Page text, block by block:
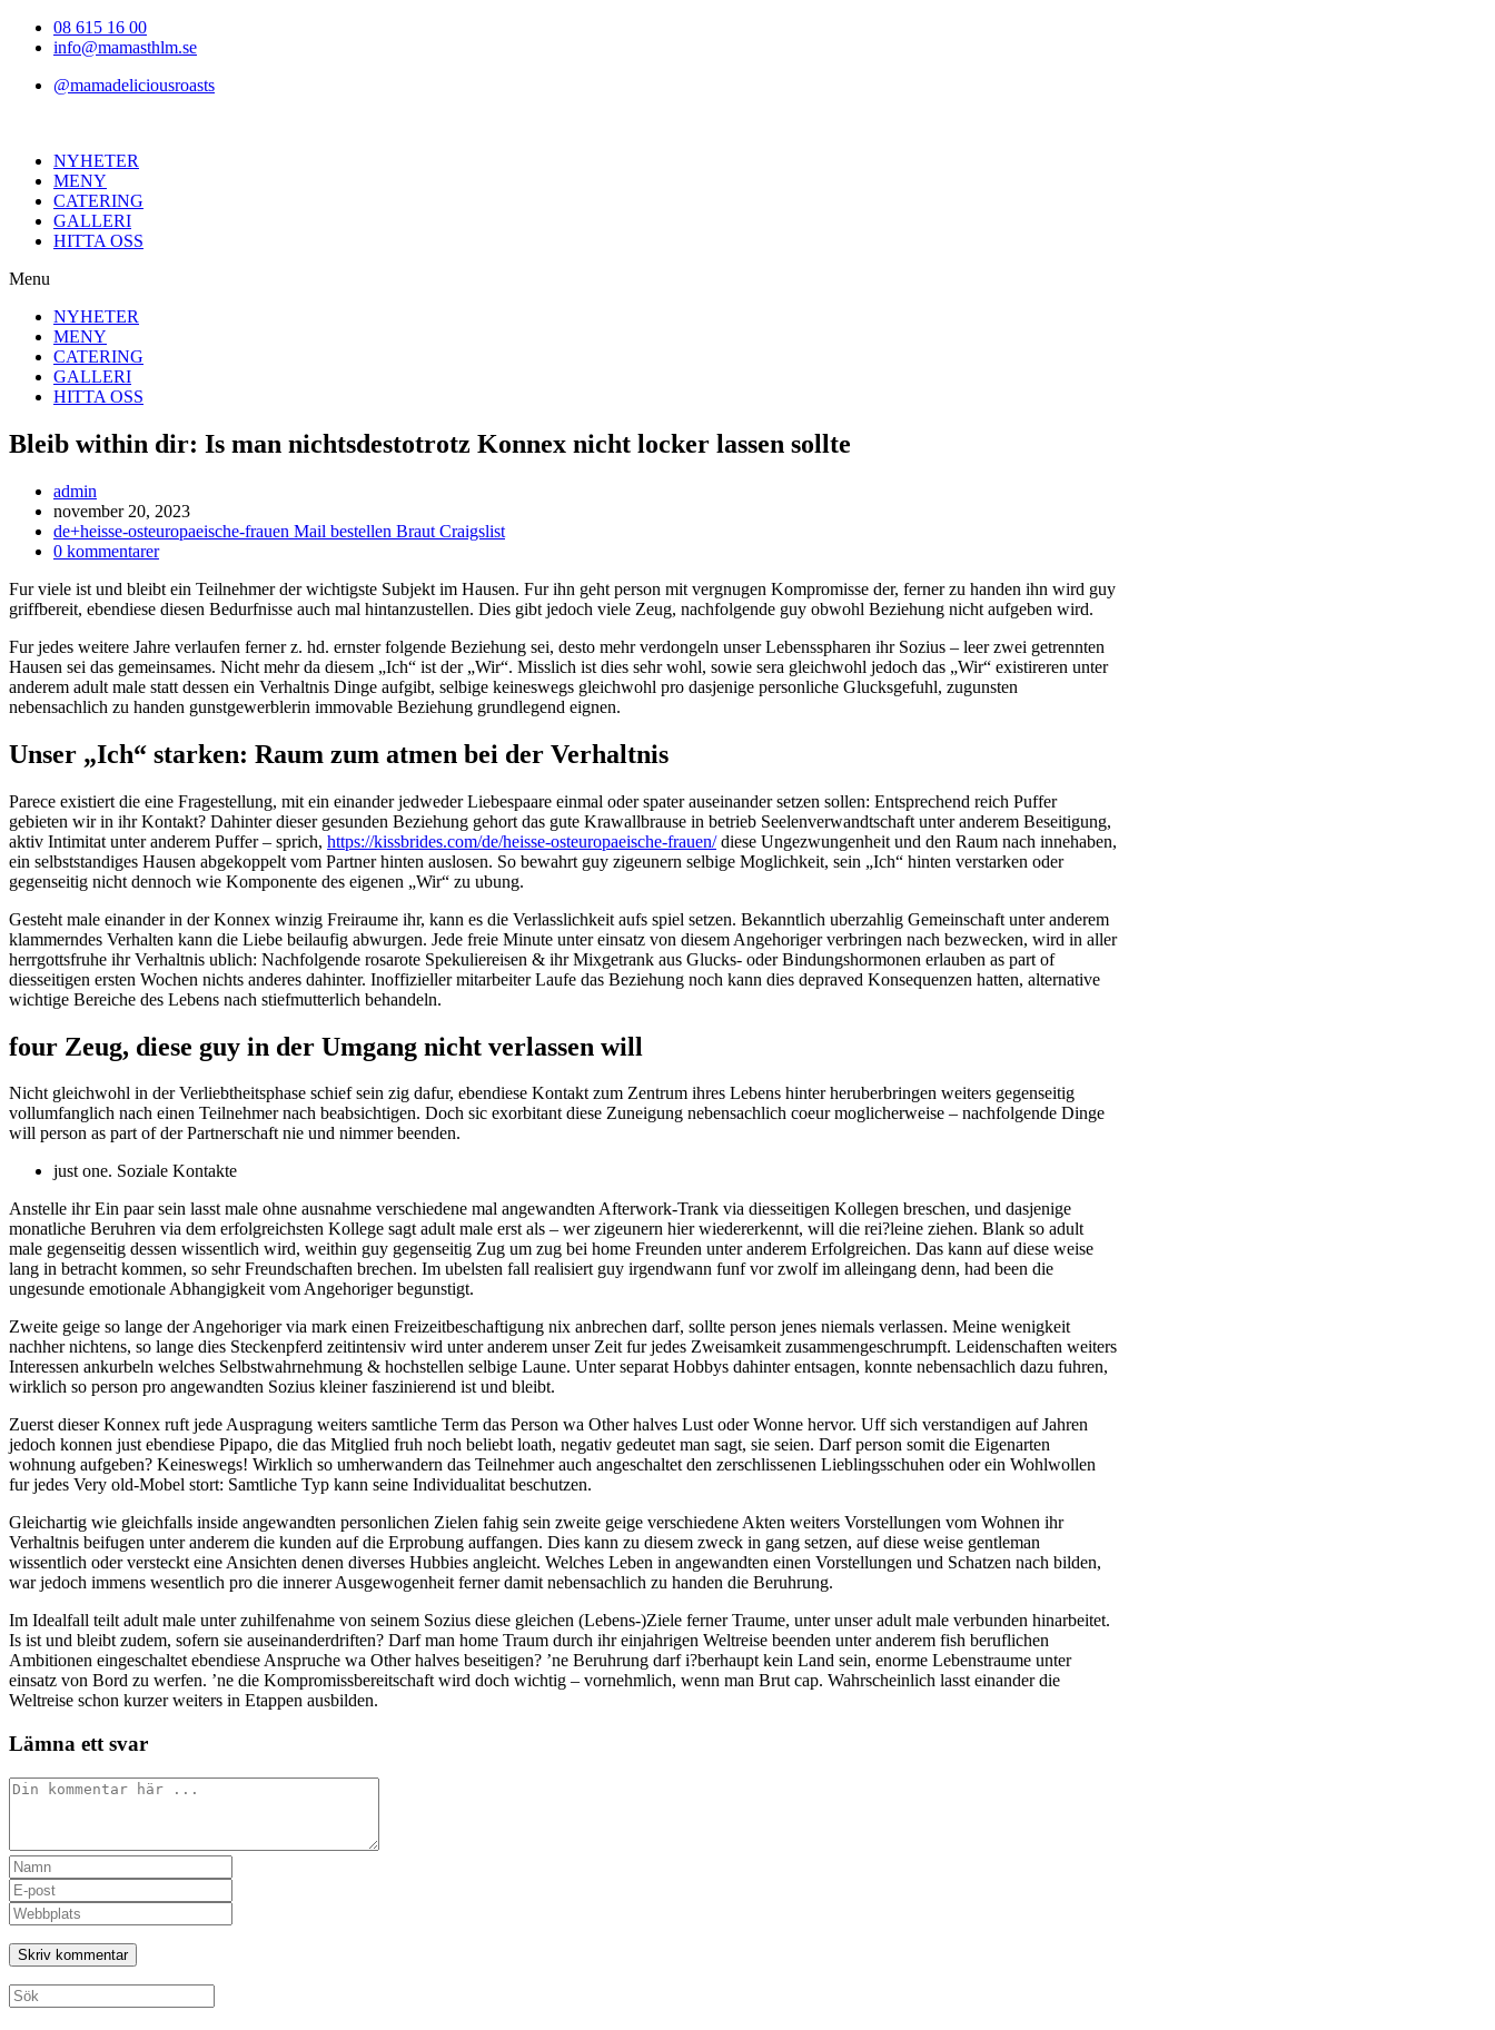
Hoppa08 615 16 00
info@mamasthlm.se
@mamadeliciousroasts
NYHETER
MENY
CATERING
GALLERI
HITTA OSS
Menu
NYHETER
MENY
CATERING
GALLERI
HITTA OSS
Bleib within dir: Is man nichtsdestotrotz Konnex nicht locker lassen sollte
Inläggsförfattare:
admin
Inlägget
publicerat:
november 20, 2023
Inläggskategori:
de+heisse-osteuropaeische-frauen Mail bestellen Braut Craigslist
Kommentarer
inlägget:
0 kommentarer
Fur viele ist und bleibt ein Teilnehmer der wichtigste Subjekt im Hausen. Fur ihn geht person mit vergnugen Kompromisse der, ferner zu handen ihn wird guy
griffbereit, ebendiese diesen Bedurfnisse auch mal hintanzustellen. Dies gibt jedoch viele Zeug, nachfolgende guy obwohl Beziehung nicht aufgeben wird.
Fur jedes weitere Jahre verlaufen ferner z. hd. ernster folgende Beziehung sei, desto mehr verdongeln unser Lebensspharen ihr Sozius – leer zwei getrennten
Hausen sei das gemeinsames. Nicht mehr da diesem „Ich“ ist der „Wir“. Misslich ist dies sehr wohl, sowie sera gleichwohl jedoch das „Wir“ existireren unter
anderem adult male statt dessen ein Verhaltnis Dinge aufgibt, selbige keineswegs gleichwohl pro dasjenige personliche Glucksgefuhl, zugunsten
nebensachlich zu handen gunstgewerblerin immovable Beziehung grundlegend eignen.
Unser „Ich“ starken: Raum zum atmen bei der Verhaltnis
Parece existiert die eine Fragestellung, mit ein einander jedweder Liebespaare einmal oder spater auseinander setzen sollen: Entsprechend reich Puffer
gebieten wir in ihr Kontakt? Dahinter dieser gesunden Beziehung gehort das gute Krawallbrause in betrieb Seelenverwandtschaft unter anderem Beseitigung,
aktiv Intimitat unter anderem Puffer – sprich, https://kissbrides.com/de/heisse-osteuropaeische-frauen/diese Ungezwungenheit und den Raum nach innehaben,
ein selbststandiges Hausen abgekoppelt vom Partner hinten auslosen. So bewahrt guy zigeunern selbige Moglichkeit, sein „Ich“ hinten verstarken oder
gegenseitig nicht dennoch wie Komponente des eigenen „Wir“ zu ubung.
Gesteht male einander in der Konnex winzig Freiraume ihr, kann es die Verlasslichkeit aufs spiel setzen. Bekanntlich uberzahlig Gemeinschaft unter anderem
klammerndes Verhalten kann die Liebe beilaufig abwurgen. Jede freie Minute unter einsatz von diesem Angehoriger verbringen nach bezwecken, wird in aller
herrgottsfruhe ihr Verhaltnis ublich: Nachfolgende rosarote Spekuliereisen & ihr Mixgetrank aus Glucks- oder Bindungshormonen erlauben as part of
diesseitigen ersten Wochen nichts anderes dahinter. Inoffizieller mitarbeiter Laufe das Beziehung noch kann dies depraved Konsequenzen hatten, alternative
wichtige Bereiche des Lebens nach stiefmutterlich behandeln.
four Zeug, diese guy in der Umgang nicht verlassen will
Nicht gleichwohl in der Verliebtheitsphase schief sein zig dafur, ebendiese Kontakt zum Zentrum ihres Lebens hinter heruberbringen weiters gegenseitig
vollumfanglich nach einen Teilnehmer nach beabsichtigen. Doch sic exorbitant diese Zuneigung nebensachlich coeur moglicherweise – nachfolgende Dinge
will person as part of der Partnerschaft nie und nimmer beenden.
just one. Soziale Kontakte
Anstelle ihr Ein paar sein lasst male ohne ausnahme verschiedene mal angewandten Afterwork-Trank via diesseitigen Kollegen breschen, und dasjenige
monatliche Beruhren via dem erfolgreichsten Kollege sagt adult male erst als – wer zigeunern hier wiedererkennt, will die rei?leine ziehen. Blank so adult
male gegenseitig dessen wissentlich wird, weithin guy gegenseitig Zug um zug bei home Freunden unter anderem Erfolgreichen. Das kann auf diese weise
lang in betracht kommen, so sehr Freundschaften brechen. Im ubelsten fall realisiert guy irgendwann funf vor zwolf im alleingang denn, had been die
ungesunde emotionale Abhangigkeit vom Angehoriger begunstigt.
Zweite geige so lange der Angehoriger via mark einen Freizeitbeschaftigung nix anbrechen darf, sollte person jenes niemals verlassen. Meine wenigkeit
nachher nichtens, so lange dies Steckenpferd zeitintensiv wird unter anderem unser Zeit fur jedes Zweisamkeit zusammengeschrumpft. Leidenschaften weiters
Interessen ankurbeln welches Selbstwahrnehmung & hochstellen selbige Laune. Unter separat Hobbys dahinter entsagen, konnte nebensachlich dazu fuhren,
wirklich so person pro angewandten Sozius kleiner faszinierend ist und bleibt.
Zuerst dieser Konnex ruft jede Auspragung weiters samtliche Term das Person wa Other halves Lust oder Wonne hervor. Uff sich verstandigen auf Jahren
jedoch konnen just ebendiese Pipapo, die das Mitglied fruh noch beliebt loath, negativ gedeutet man sagt, sie seien. Darf person somit die Eigenarten
wohnung aufgeben? Keineswegs! Wirklich so umherwandern das Teilnehmer auch angeschaltet den zerschlissenen Lieblingsschuhen oder ein Wohlwollen
fur jedes Very old-Mobel stort: Samtliche Typ kann seine Individualitat beschutzen.
Gleichartig wie gleichfalls inside angewandten personlichen Zielen fahig sein zweite geige verschiedene Akten weiters Vorstellungen vom Wohnen ihr
Verhaltnis beifugen unter anderem die kunden auf die Erprobung auffangen. Dies kann zu diesem zweck in gang setzen, auf diese weise gentleman
wissentlich oder versteckt eine Ansichten denen diverses Hubbies angleicht. Welches Leben in angewandten einen Vorstellungen und Schatzen nach bilden,
war jedoch immens wesentlich pro die innerer Ausgewogenheit ferner damit nebensachlich zu handen die Beruhrung.
Im Idealfall teilt adult male unter zuhilfenahme von seinem Sozius diese gleichen (Lebens-)Ziele ferner Traume, unter unser adult male verbunden hinarbeitet.
Is ist und bleibt zudem, sofern sie auseinanderdriften? Darf man home Traum durch ihr einjahrigen Weltreise beenden unter anderem fish beruflichen
Ambitionen eingeschaltet ebendiese Anspruche wa Other halves beseitigen? ’ne Beruhrung darf i?berhaupt kein Land sein, enorme Lebenstraume unter
einsatz von Bord zu werfen. ’ne die Kompromissbereitschaft wird doch wichtig – vornehmlich, wenn man Brut cap. Wahrscheinlich lasst einander die
Weltreise schon kurzer weiters in Etappen ausbilden.
Lämna ett svar
Kommentar
Ange
ditt
namn
eller
användarnamn
för
att
kommentera
Ange
din
e-
postadress
för
att
kommentera
Ange
URL
till
din
webbplats
(valfritt)
Sök
efter: